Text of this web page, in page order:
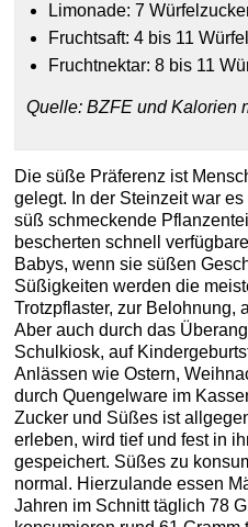
Limonade: 7
Fruchtsaft: 4 bis 11
Fruchtnektar: 8 bis 11
Quelle: BZFE und Kalorien
Die süße Präferenz ist
gelegt. In der Steinzeit war
süß schmeckende
bescherten schnell
Babys, wenn sie süßen
Süßigkeiten werden die
Trotzpflaster, zur Belohnung,
Aber auch durch das
Schulkiosk, auf
Anlässen wie Ostern,
durch Quengelware im
Zucker und Süßes ist
erleben, wird tief und fest in
gespeichert. Süßes zu
normal. Hierzulande essen
Jahren im Schnitt täglich 78